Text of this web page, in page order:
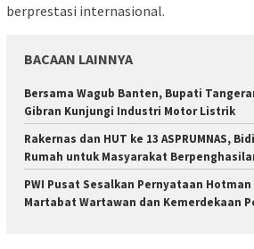
berprestasi internasional.
BACAAN LAINNYA
Bersama Wagub Banten, Bupati
Gibran Kunjungi Industri Motor Listrik
Rakernas dan HUT ke 13 ASPRUMNAS,
Rumah untuk Masyarakat
PWI Pusat Sesalkan Pernyataan
Martabat Wartawan dan Kemerdekaan